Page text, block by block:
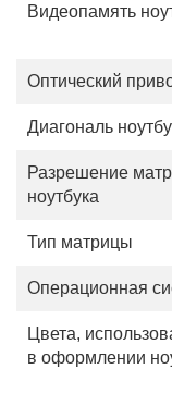
Видеопамять
Оптический
Диагональ
Разрешение
ноутбука
Тип матрицы
Операционная
Цвета,
в оформлении